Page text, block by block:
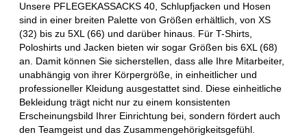
Unsere PFLEGEKASSACKS 40, Schlupfjacken und Hosen
sind in einer breiten Palette von Größen erhältlich, von XS
(32) bis zu 5XL (66) und darüber hinaus. Für T-Shirts,
Poloshirts und Jacken bieten wir sogar Größen bis 6XL (68)
an. Damit können Sie sicherstellen, dass alle Ihre Mitarbeiter,
unabhängig von ihrer Körpergröße, in einheitlicher und
professioneller Kleidung ausgestattet sind. Diese einheitliche
Bekleidung trägt nicht nur zu einem konsistenten
Erscheinungsbild Ihrer Einrichtung bei, sondern fördert auch
den Teamgeist und das Zusammengehörigkeitsgefühl.